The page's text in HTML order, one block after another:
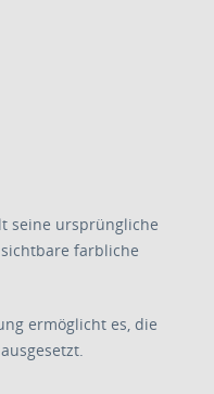
seine ursprüngliche
farbliche
ermöglicht es, die